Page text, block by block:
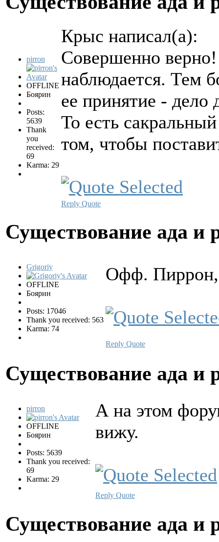
pirron
OFFLINE
Боярин
Posts:
5639
Thank
you
received:
69
Karma: 29
Крыс написал(а):
Совершенно
наблюдается. Тем
ее принятие - дело
То есть
том, чтобы
Reply Quote
Существование ада и
Grigoriy
OFFLINE
Боярин
Posts: 17046
Thank you received: 563
Karma: 74
Офф. Пиррон,
Reply Quote
Существование ада и
pirron
OFFLINE
Боярин
Posts: 5639
Thank you received:
69
Karma: 29
А на этом
вижу.
Reply Quote
Существование ада и